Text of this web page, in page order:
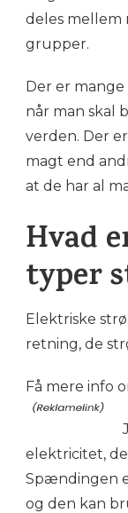
deles mellem
grupper.
Der er
når man skal
verden. Der
magt end
at de har al
Hvad
typer
Elektriske
retning, de
Få mere info
elektricitet,
Spændingen
og den kan